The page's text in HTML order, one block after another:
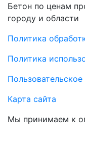
Бетон по ценам
городу и области
Политика
Политика
Карта сайта
Мы принимаем к